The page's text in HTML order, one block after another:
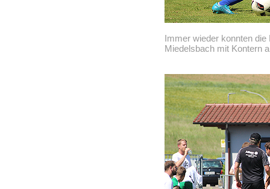
Immer wieder konnten die
Miedelsbach mit Kontern